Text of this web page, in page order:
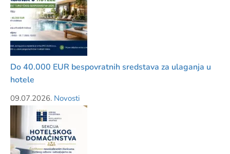
Do 40.000 EUR bespovratnih sredstava za ulaganja u
hotele
09.07.2026. Novosti